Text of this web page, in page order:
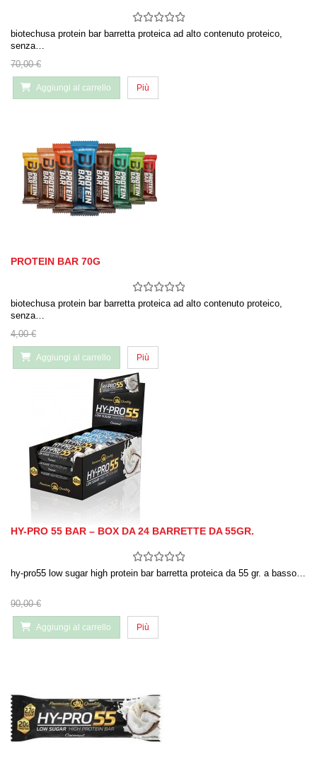
biotechusa protein bar barretta proteica ad alto contenuto proteico,
senza…
70,00 €
Aggiungi al carrello Più
PROTEIN BAR 70G
biotechusa protein bar barretta proteica ad alto contenuto proteico,
senza…
4,00 €
Aggiungi al carrello Più
HY-PRO 55 BAR – BOX DA 24 BARRETTE DA 55GR.
hy-pro55 low sugar high protein bar barretta proteica da 55 gr. a basso…
90,00 €
Aggiungi al carrello Più